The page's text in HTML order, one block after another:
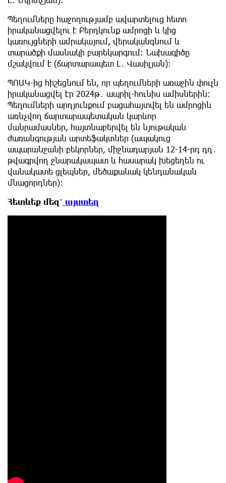
Պեղումները հաջողությամբ ավարտելուց հետո
իրականացվելու է Բերդկունք ամրոցի և կից
կառույցների ամրակայում, վերականգնում և
տարածքի մասնակի բարեկարգում։ Նախագիծը
մշակվում է (ճարտարապետ Լ․ Վասիլյան)։
ՊՈԱԿ-ից հիշեցնում են, որ պեղումների առաջին փուլն
իրականացվել էր 2024թ․ ապրիլ-հունիս ամիսներին։
Պեղումների արդյունքում բացահայտվել են ամրոցին
առնչվող ճարտարապետական կարևոր
մանրամասներ, հայտնաբերվել են նյութական
ժառանգության արտեֆակտներ (ապակուց
ապարանջանի բեկորներ, միջնադարյան 12-14-րդ դդ․
թվագրվող ջնարակապատ և հասարակ խեցեղեն ու
վանակատե ցլեպներ, մեծաքանակ կենդանական
մնացորդներ)։
Հետևեք մեզ՝ այստեղ